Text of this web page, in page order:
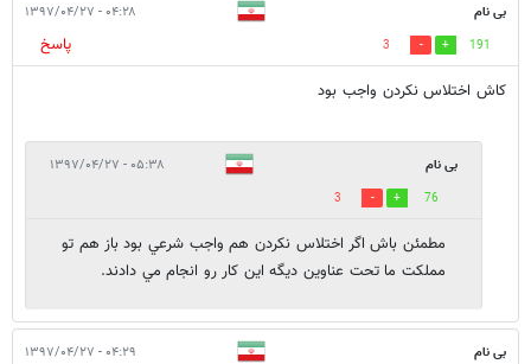
بی نام ۰۴:۲۸ - ۱۳۹۷/۰۴/۲۷
191
3
پاسخ
کاش اختلاس نکردن واجب بود
بی نام ۰۵:۳۸ - ۱۳۹۷/۰۴/۲۷
76
3
مطمئن باش اگر اختلاس نكردن هم واجب شرعي بود باز هم تو
مملكت ما تحت عناوين ديگه اين كار رو انجام مي دادند.
بی نام ۰۴:۲۹ - ۱۳۹۷/۰۴/۲۷